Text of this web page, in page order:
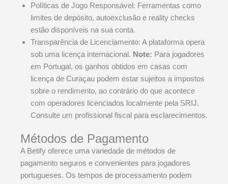
Políticas de Jogo Responsável: Ferramentas como
limites de depósito, autoexclusão e reality checks
estão disponíveis na sua conta.
Transparência de Licenciamento: A plataforma opera
sob uma licença internacional. Note: Para jogadores
em Portugal, os ganhos obtidos em casas com
licença de Curaçau podem estar sujeitos a impostos
sobre o rendimento, ao contrário do que acontece
com operadores licenciados localmente pela SRIJ.
Consulte um profissional fiscal para esclarecimentos.
Métodos de Pagamento
A Betify oferece uma variedade de métodos de
pagamento seguros e convenientes para jogadores
portugueses. Os tempos de processamento podem